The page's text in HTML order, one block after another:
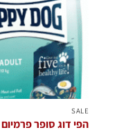
SALE
הפי דוג סופר פרמיום